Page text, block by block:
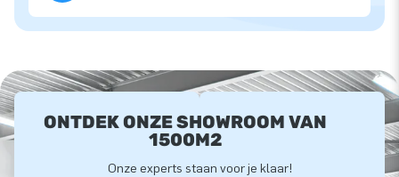
ONTDEK ONZE SHOWROOM VAN
1500M2
Onze experts staan voor je klaar!